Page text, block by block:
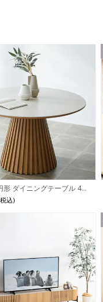
ダイニングテーブル 4人
天板 丸テーブル 食卓テー
リビングテーブル ラウン
込)